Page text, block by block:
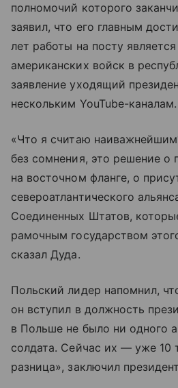
полномочий которого
заявил, что его главным
лет работы на посту
американских войск в
заявление уходящий
нескольким YouTube-каналам.
«Что я считаю
без сомнения, это решение о
на восточном фланге, о
североатлантического
Соединенных Штатов,
рамочным государством
сказал Дуда.
Польский лидер напомнил,
он вступил в должность
в Польше не было ни одного
солдата. Сейчас их — уже 10
разница», заключил